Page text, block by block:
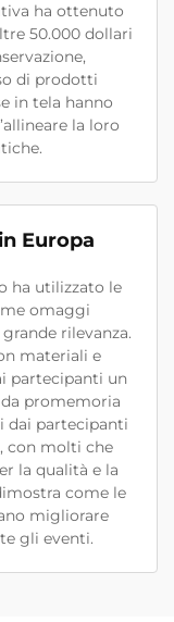
ha ottenuto
50.000 dollari
di prodotti
in tela hanno
la loro
Europa
ha utilizzato le
omaggi
rilevanza.
materiali e
partecipanti un
promemoria
dai partecipanti
con molti che
la qualità e la
come le
migliorare
gli eventi.